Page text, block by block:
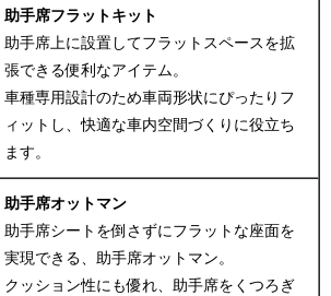
助手席フラットキット
助手席上に設置してフラットスペースを拡
張できる便利なアイテム。
車種専用設計のため車両形状にぴったりフ
ィットし、快適な車内空間づくりに役立ち
ます。
助手席オットマン
助手席シートを倒さずにフラットな座面を
実現できる、助手席オットマン。
クッション性にも優れ、助手席をくつろぎ